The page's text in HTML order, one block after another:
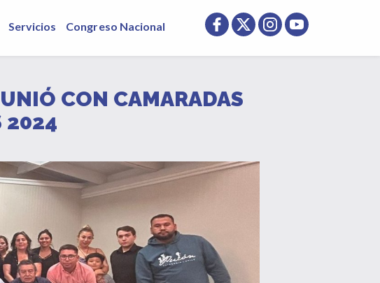
Servicios Congreso Nacional
CON CAMARADAS
2024